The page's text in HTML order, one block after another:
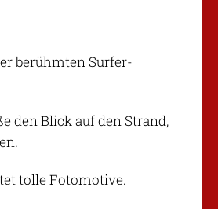
berühmten Surfer-
den Blick auf den Strand,
tolle Fotomotive.